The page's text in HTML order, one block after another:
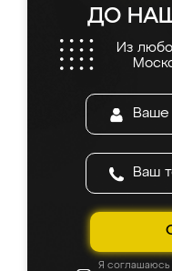
ДО
Из
Я соглашаюсь